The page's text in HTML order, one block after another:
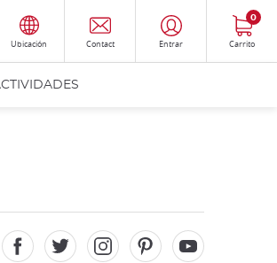
Ubicación Contact Entrar Carrito
0